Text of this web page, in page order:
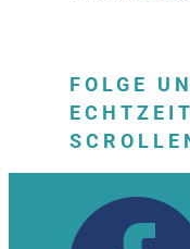
FOLGE